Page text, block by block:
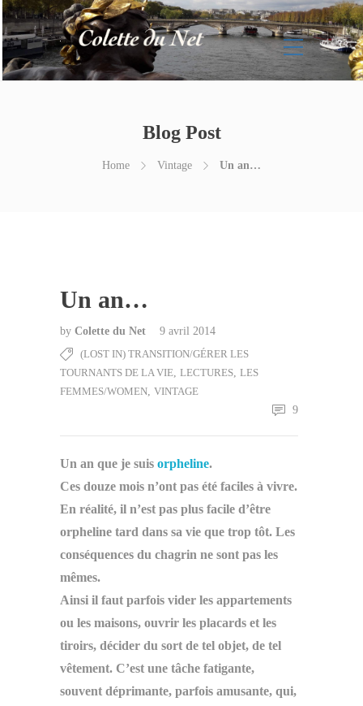
Blog Post
Home Vintage Un an…
Un an…
by Colette du Net
9 avril 2014
(LOST IN) TRANSITION/GÉRER LES
TOURNANTS DE LA VIE, LECTURES, LES
FEMMES/WOMEN, VINTAGE
9
Un an que je suis orpheline.
Ces douze mois n’ont pas été faciles à vivre.
En réalité, il n’est pas plus facile d’être
orpheline tard dans sa vie que trop tôt. Les
conséquences du chagrin ne sont pas les
mêmes.
Ainsi il faut parfois vider les appartements
ou les maisons, ouvrir les placards et les
tiroirs, décider du sort de tel objet, de tel
vêtement. C’est une tâche fatigante,
souvent déprimante, parfois amusante, qui,